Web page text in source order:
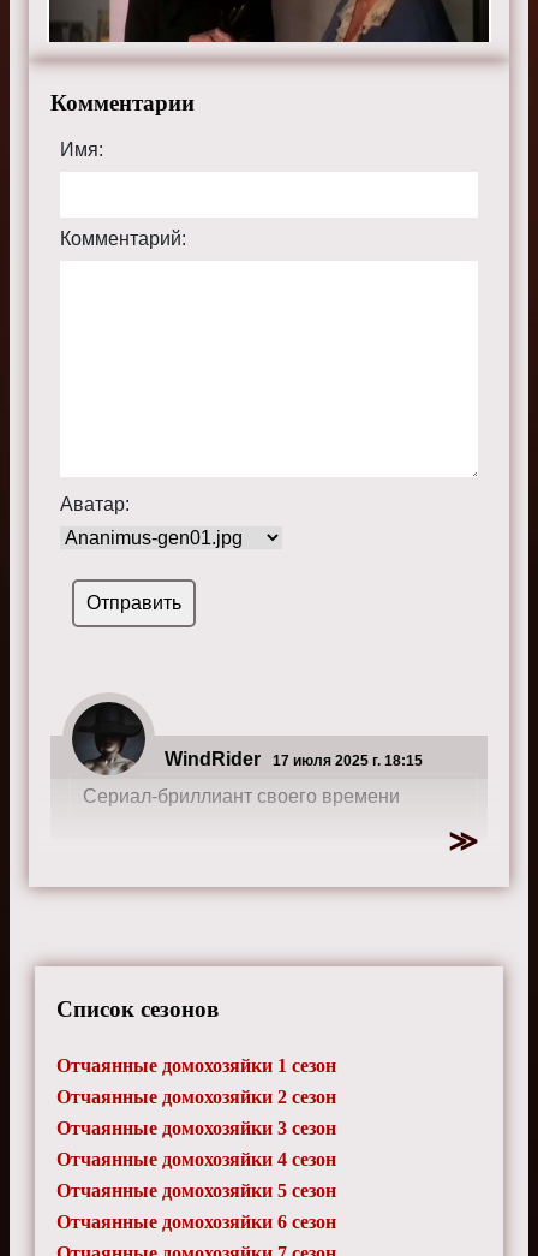
sitedomhozsru.ru.
Комментарии
Имя:
Комментарий:
Аватар:
WindRider 17 июля 2025 г. 18:15
Сериал-бриллиант своего времени
Список сезонов
Отчаянные домохозяйки 1 сезон
Отчаянные домохозяйки 2 сезон
Отчаянные домохозяйки 3 сезон
Отчаянные домохозяйки 4 сезон
Отчаянные домохозяйки 5 сезон
Отчаянные домохозяйки 6 сезон